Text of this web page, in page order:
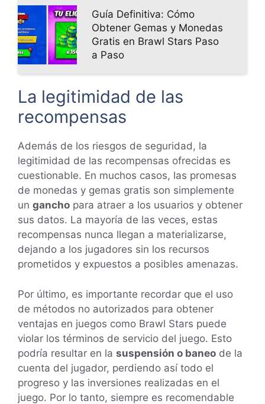
Guía Definitiva: Cómo
Obtener Gemas y Monedas
Gratis en Brawl Stars Paso
a Paso
La legitimidad de las
recompensas
Además de los riesgos de seguridad, la
legitimidad de las recompensas ofrecidas es
cuestionable. En muchos casos, las promesas
de monedas y gemas gratis son simplemente
un gancho para atraer a los usuarios y obtener
sus datos. La mayoría de las veces, estas
recompensas nunca llegan a materializarse,
dejando a los jugadores sin los recursos
prometidos y expuestos a posibles amenazas.
Por último, es importante recordar que el uso
de métodos no autorizados para obtener
ventajas en juegos como Brawl Stars puede
violar los términos de servicio del juego. Esto
podría resultar en la suspensión o baneo de la
cuenta del jugador, perdiendo así todo el
progreso y las inversiones realizadas en el
juego. Por lo tanto, siempre es recomendable